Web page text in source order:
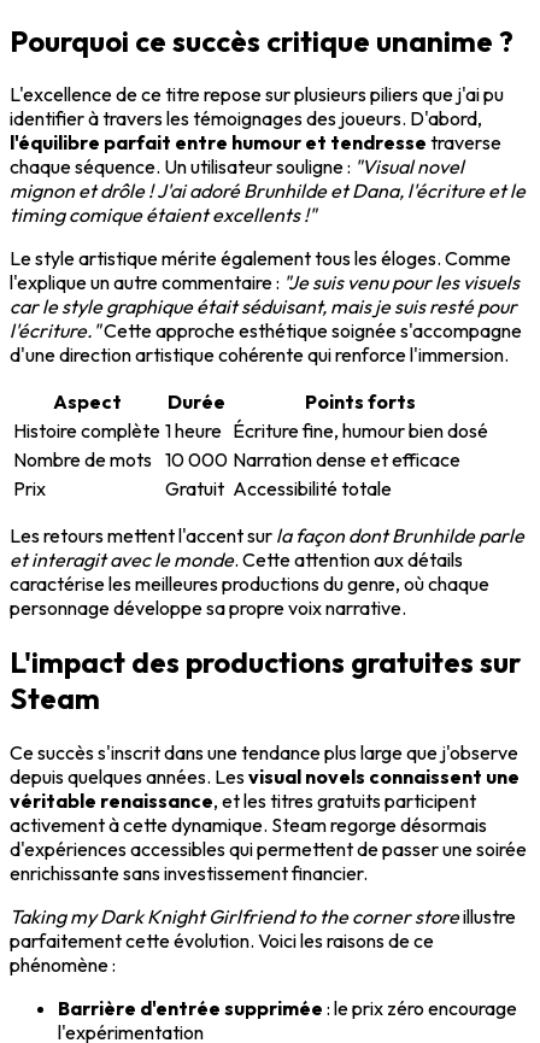
Pourquoi ce succès critique unanime ?
L'excellence de ce titre repose sur plusieurs piliers que j'ai pu
identifier à travers les témoignages des joueurs. D'abord,
l'équilibre parfait entre humour et tendresse traverse
chaque séquence. Un utilisateur souligne : "Visual novel
mignon et drôle ! J'ai adoré Brunhilde et Dana, l'écriture et le
timing comique étaient excellents !"
Le style artistique mérite également tous les éloges. Comme
l'explique un autre commentaire : "Je suis venu pour les visuels
car le style graphique était séduisant, mais je suis resté pour
l'écriture."Cette approche esthétique soignée s'accompagne
d'une direction artistique cohérente qui renforce l'immersion.
Aspect
Durée
Points forts
Histoire complète 1 heure Écriture fine, humour bien dosé
Nombre de mots 10 000 Narration dense et efficace
Prix
Gratuit Accessibilité totale
Les retours mettent l'accent sur la façon dont Brunhilde parle
et interagit avec le monde. Cette attention aux détails
caractérise les meilleures productions du genre, où chaque
personnage développe sa propre voix narrative.
L'impact des productions gratuites sur
Steam
Ce succès s'inscrit dans une tendance plus large que j'observe
depuis quelques années. Lesvisual novels connaissent une
véritable renaissance, et les titres gratuits participent
activement à cette dynamique. Steam regorge désormais
d'expériences accessibles qui permettent de passer une soirée
enrichissante sans investissement financier.
Taking my Dark Knight Girlfriend to the corner storeillustre
parfaitement cette évolution. Voici les raisons de ce
phénomène :
Barrière d'entrée supprimée : le prix zéro encourage
l'expérimentation